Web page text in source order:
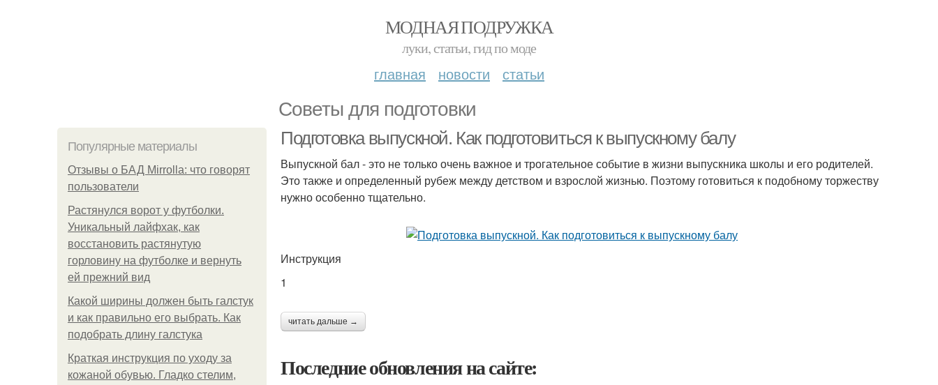
МОДНАЯ ПОДРУЖКА
луки, статьи, гид по моде
главная новости статьи
Советы для подготовки
Популярные материалы
Отзывы о БАД Mirrolla: что говорят
пользователи
Растянулся ворот у футболки.
Уникальный лайфхак, как
восстановить растянутую
горловину на футболке и вернуть
ей прежний вид
Какой ширины должен быть галстук
и как правильно его выбрать. Как
подобрать длину галстука
Краткая инструкция по уходу за
кожаной обувью. Гладко стелим,
Подготовка выпускной. Как подготовиться к выпускному балу
Выпускной бал - это не только очень важное и трогательное событие в жизни выпускника школы и его родителей.
Это также и определенный рубеж между детством и взрослой жизнью. Поэтому готовиться к подобному торжеству
нужно особенно тщательно.
Инструкция
1
читать дальше →
Последние обновления на сайте: